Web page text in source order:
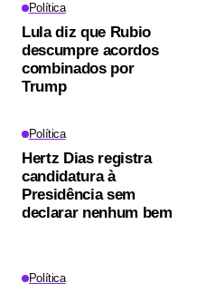
Política
Lula diz que Rubio
descumpre acordos
combinados por
Trump
Política
Hertz Dias registra
candidatura à
Presidência sem
declarar nenhum bem
Política